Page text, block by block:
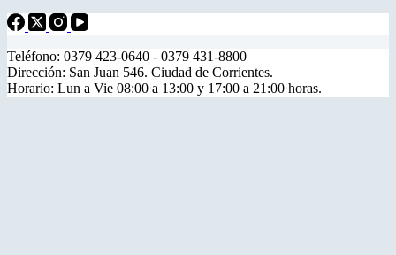
Teléfono: 0379 423-0640 - 0379 431-8800
Dirección: San Juan 546. Ciudad de Corrientes.
Horario: Lun a Vie 08:00 a 13:00 y 17:00 a 21:00 horas.